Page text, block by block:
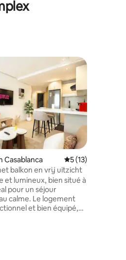
op 5, 112 recensies
Casablanca Gemiddelde
5 (13)
balkon en vrij uitzicht
et lumineux, bien situé à
pour un séjour
calme. Le logement
et bien équipé,